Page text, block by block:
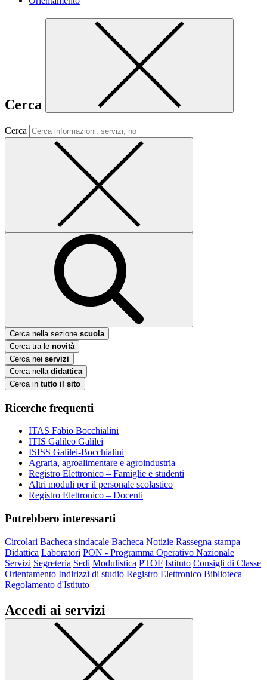
Cerca
Cerca
Cerca nella sezione scuola
Cerca tra le novità
Cerca nei servizi
Cerca nella didattica
Cerca in tutto il sito
Ricerche frequenti
ITAS Fabio Bocchialini
ITIS Galileo Galilei
ISISS Galilei-Bocchialini
Agraria, agroalimentare e agroindustria
Registro Elettronico – Famiglie e studenti
Altri moduli per il personale scolastico
Registro Elettronico – Docenti
Potrebbero interessarti
Circolari Bacheca sindacale Bacheca Notizie Rassegna stampa
Didattica Laboratori PON - Programma Operativo Nazionale
Servizi Segreteria Sedi Modulistica PTOF Istituto Consigli di Classe
Orientamento Indirizzi di studio Registro Elettronico Biblioteca
Regolamento d'Istituto
Accedi ai servizi